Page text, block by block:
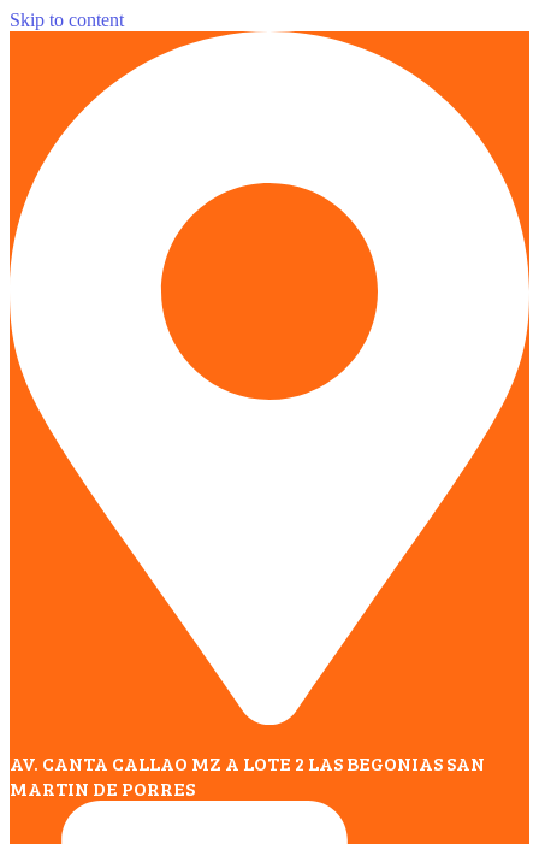
Skip to content
AV. CANTA CALLAO MZ A LOTE 2 LAS BEGONIAS SAN
MARTIN DE PORRES